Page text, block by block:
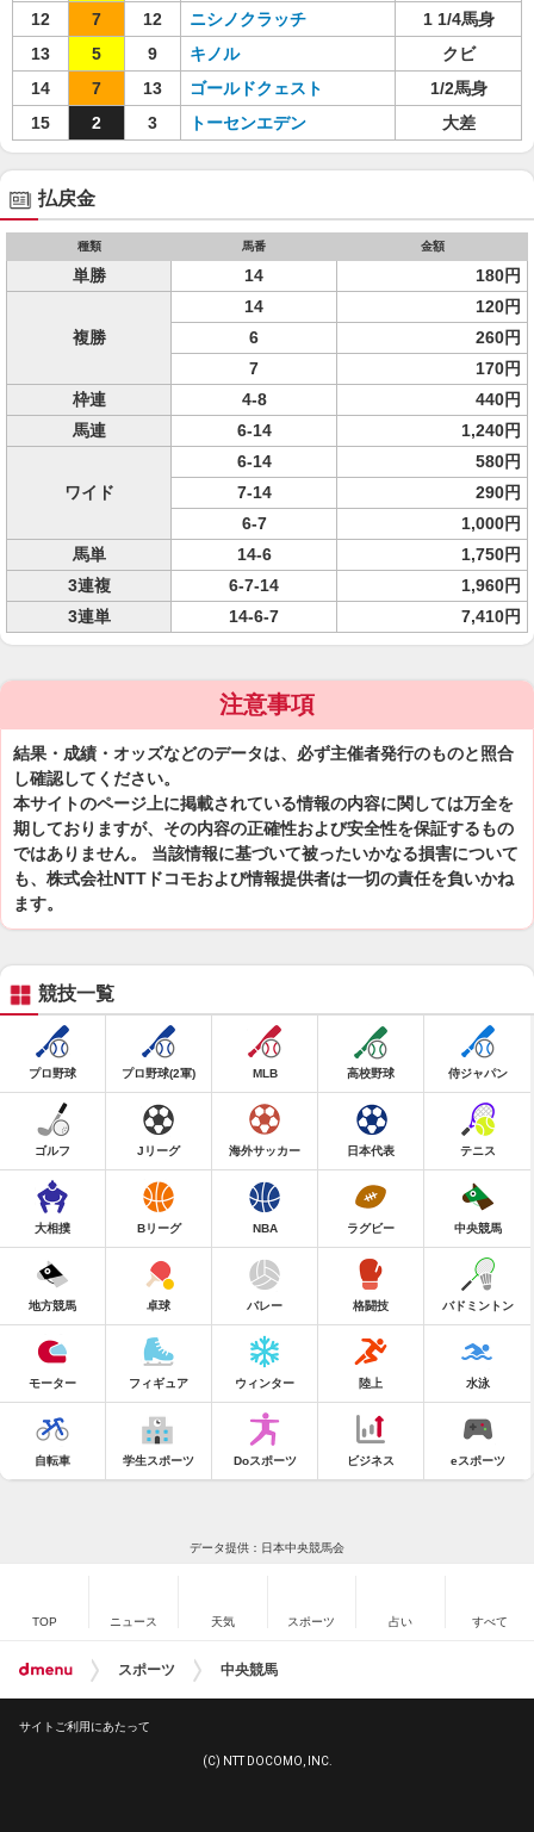
12
7 12 ニシノクラッチ
1 1/4馬身
13
5 9 キノル
クビ
14
7 13 ゴールドクェスト
1/2馬身
15
2 3 トーセンエデン 大差
払戻金
種類 馬番 金額
単勝 14 180円
複勝
14
120円
6
260円
7
170円
枠連
4-8
440円
馬連
6-14 1,240円
ワイド
6-14
580円
7-14
290円
6-7
1,000円
馬単
14-6
1,750円
3連複
6-7-14
1,960円
3連単
14-6-7 7,410円
注意事項
結果・成績・オッズなどのデータは、必ず主催者発行のものと照合
し確認してください。
本サイトのページ上に掲載されている情報の内容に関しては万全を
期しておりますが、その内容の正確性および安全性を保証するもの
ではありません。 当該情報に基づいて被ったいかなる損害について
も、株式会社NTTドコモおよび情報提供者は一切の責任を負いかね
ます。
競技一覧
プロ野球 プロ野球(2軍) MLB 高校野球 侍ジャパン
ゴルフ Jリーグ 海外サッカー 日本代表 テニス
大相撲 Bリーグ NBA ラグビー 中央競馬
地方競馬 卓球 バレー 格闘技 バドミントン
モーター フィギュア ウィンター 陸上 水泳
自転車 学生スポーツ Doスポーツ ビジネス eスポーツ
データ提供：日本中央競馬会
TOP ニュース 天気 スポーツ 占い すべて
スポーツ 中央競馬
サイトご利用にあたって
(C) NTT DOCOMO, INC.